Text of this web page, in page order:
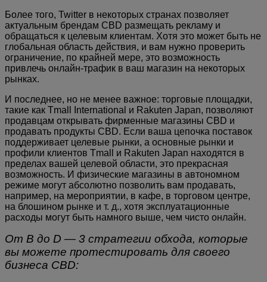
Более того, Twitter в некоторых странах позволяет
актуальным брендам CBD размещать рекламу и
обращаться к целевым клиентам. Хотя это может быть не
глобальная область действия, и вам нужно проверить
ограничение, по крайней мере, это возможность
привлечь онлайн-трафик в ваш магазин на некоторых
рынках.
И последнее, но не менее важное: торговые площадки,
такие как Tmall International и Rakuten Japan, позволяют
продавцам открывать фирменные магазины CBD и
продавать продукты CBD. Если ваша цепочка поставок
поддерживает целевые рынки, а основные рынки и
профили клиентов Tmall и Rakuten Japan находятся в
пределах вашей целевой области, это прекрасная
возможность. И физические магазины в автономном
режиме могут абсолютно позволить вам продавать,
например, на мероприятии, в кафе, в торговом центре,
на блошином рынке и т. д., хотя эксплуатационные
расходы могут быть намного выше, чем чисто онлайн.
От B до D — 3 стратегии обхода, которые
вы можете протестировать для своего
бизнеса CBD: